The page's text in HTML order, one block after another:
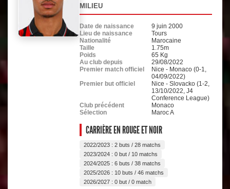
MILIEU
Date de naissance
9 juin 2000
Lieu de naissance
Tours
Nationalité
Marocaine
Taille
1.75m
Poids
65 Kg
Au club depuis
29/08/2022
Premier match officiel
Nice - Monaco (0-1,
04/09/2022)
Premier but officiel
Nice - Slovacko (1-2,
13/10/2022, J4
Conference League)
Club précédent
Monaco
Sélection
Maroc A
CARRIÈRE EN ROUGE ET NOIR
2022/2023 : 2 buts / 28 matchs
2023/2024 : 0 but / 10 matchs
2024/2025 : 6 buts / 38 matchs
2025/2026 : 10 buts / 46 matchs
2026/2027 : 0 but / 0 match